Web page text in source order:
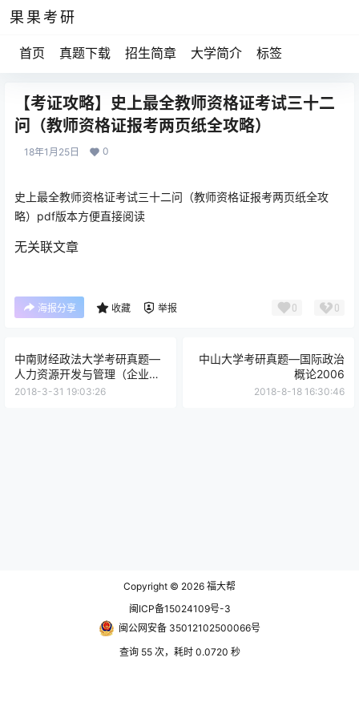
果果考研
首页 真题下载 招生简章 大学简介 标签
【考证攻略】史上最全教师资格证考试三十二
问（教师资格证报考两页纸全攻略）
18年1月25日 0
史上最全教师资格证考试三十二问（教师资格证报考两页纸全攻
略）pdf版本方便直接阅读
无关联文章
海报分享 收藏 举报 0 0
中南财经政法大学考研真题—
人力资源开发与管理（企业管
理专业）2002（A）——i塔尖
2018-3-31 19:03:26
中山大学考研真题—国际政治
概论2006
2018-8-18 16:30:46
Copyright © 2026 福大帮
闽ICP备15024109号-3
闽公网安备 35012102500066号
查询 55 次，耗时 0.0720 秒